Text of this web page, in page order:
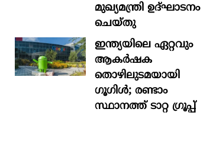
മുഖ്യമന്ത്രി ഉദ്ഘാടനം
ചെയ്തു
ഇന്ത്യയിലെ ഏറ്റവും
ആകര്‍ഷക
തൊഴിലുടമയായി
ഗൂഗിള്‍; രണ്ടാം
സ്ഥാനത്ത് ടാറ്റ ഗ്രൂപ്പ്